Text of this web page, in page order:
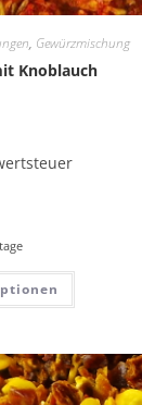
, Gewürzmischung
Knoblauch